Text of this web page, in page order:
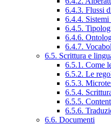
6.4.3. Flussi
6.4.4.
6.4.5.
6.4.6.
6.4.7.
6.5. Scrittura e
6.5.1. Come
6.5.2. Le
6.5.3.
6.5.4.
6.5.5.
6.5.6.
6.6. Documenti